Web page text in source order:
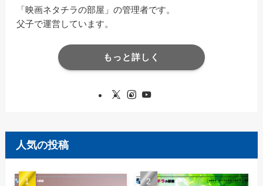
「映画ネタチラの部屋」の管理者です。
父子で運営しています。
もっと詳しく
人気の投稿